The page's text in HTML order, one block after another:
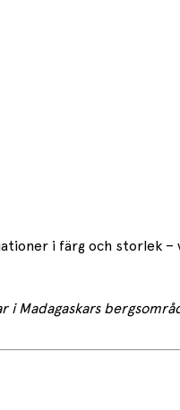
i färg och storlek
Madagaskars